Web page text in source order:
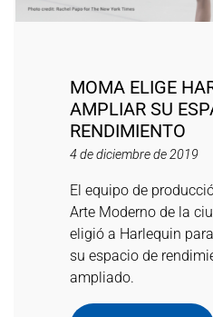
MOMA ELIGE
AMPLIAR SU
RENDIMIENTO
4 de diciembre de 2019
El equipo de
Arte Moderno de la
eligió a Harlequin
su espacio de
ampliado.